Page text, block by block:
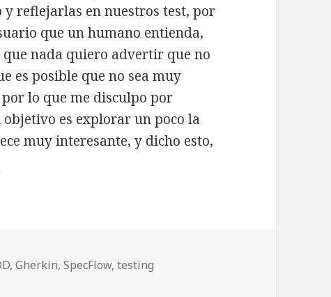
y reflejarlas en nuestros test, por
que un humano entienda,
que nada quiero advertir que no
es posible que no sea muy
lo que me disculpo por
objetivo es explorar un poco la
muy interesante, y dicho esto,
en .NET con SpecFlow
,Gherkin,SpecFlow,testing